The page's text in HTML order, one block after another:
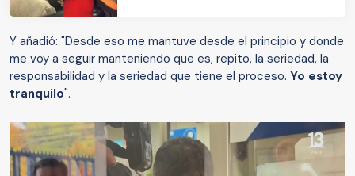
Y añadió: "Desde eso me mantuve desde el principio y donde
me voy a seguir manteniendo que es, repito, la seriedad, la
responsabilidad y la seriedad que tiene el proceso. Yo estoy
tranquilo".